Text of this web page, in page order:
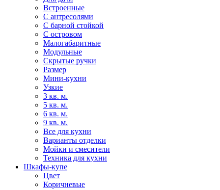
Встроенные
С антресолями
С барной стойкой
С островом
Малогабаритные
Модульные
Скрытые ручки
Размер
Мини-кухни
Узкие
3 кв. м.
5 кв. м.
6 кв. м.
9 кв. м.
Все для кухни
Варианты отделки
Мойки и смесители
Техника для кухни
Шкафы-купе
Цвет
Коричневые